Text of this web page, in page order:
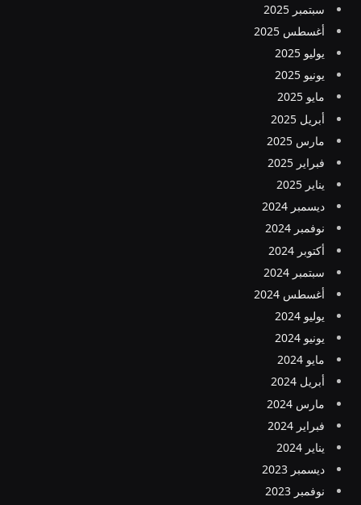
سبتمبر 2025
أغسطس 2025
يوليو 2025
يونيو 2025
مايو 2025
أبريل 2025
مارس 2025
فبراير 2025
يناير 2025
ديسمبر 2024
نوفمبر 2024
أكتوبر 2024
سبتمبر 2024
أغسطس 2024
يوليو 2024
يونيو 2024
مايو 2024
أبريل 2024
مارس 2024
فبراير 2024
يناير 2024
ديسمبر 2023
نوفمبر 2023